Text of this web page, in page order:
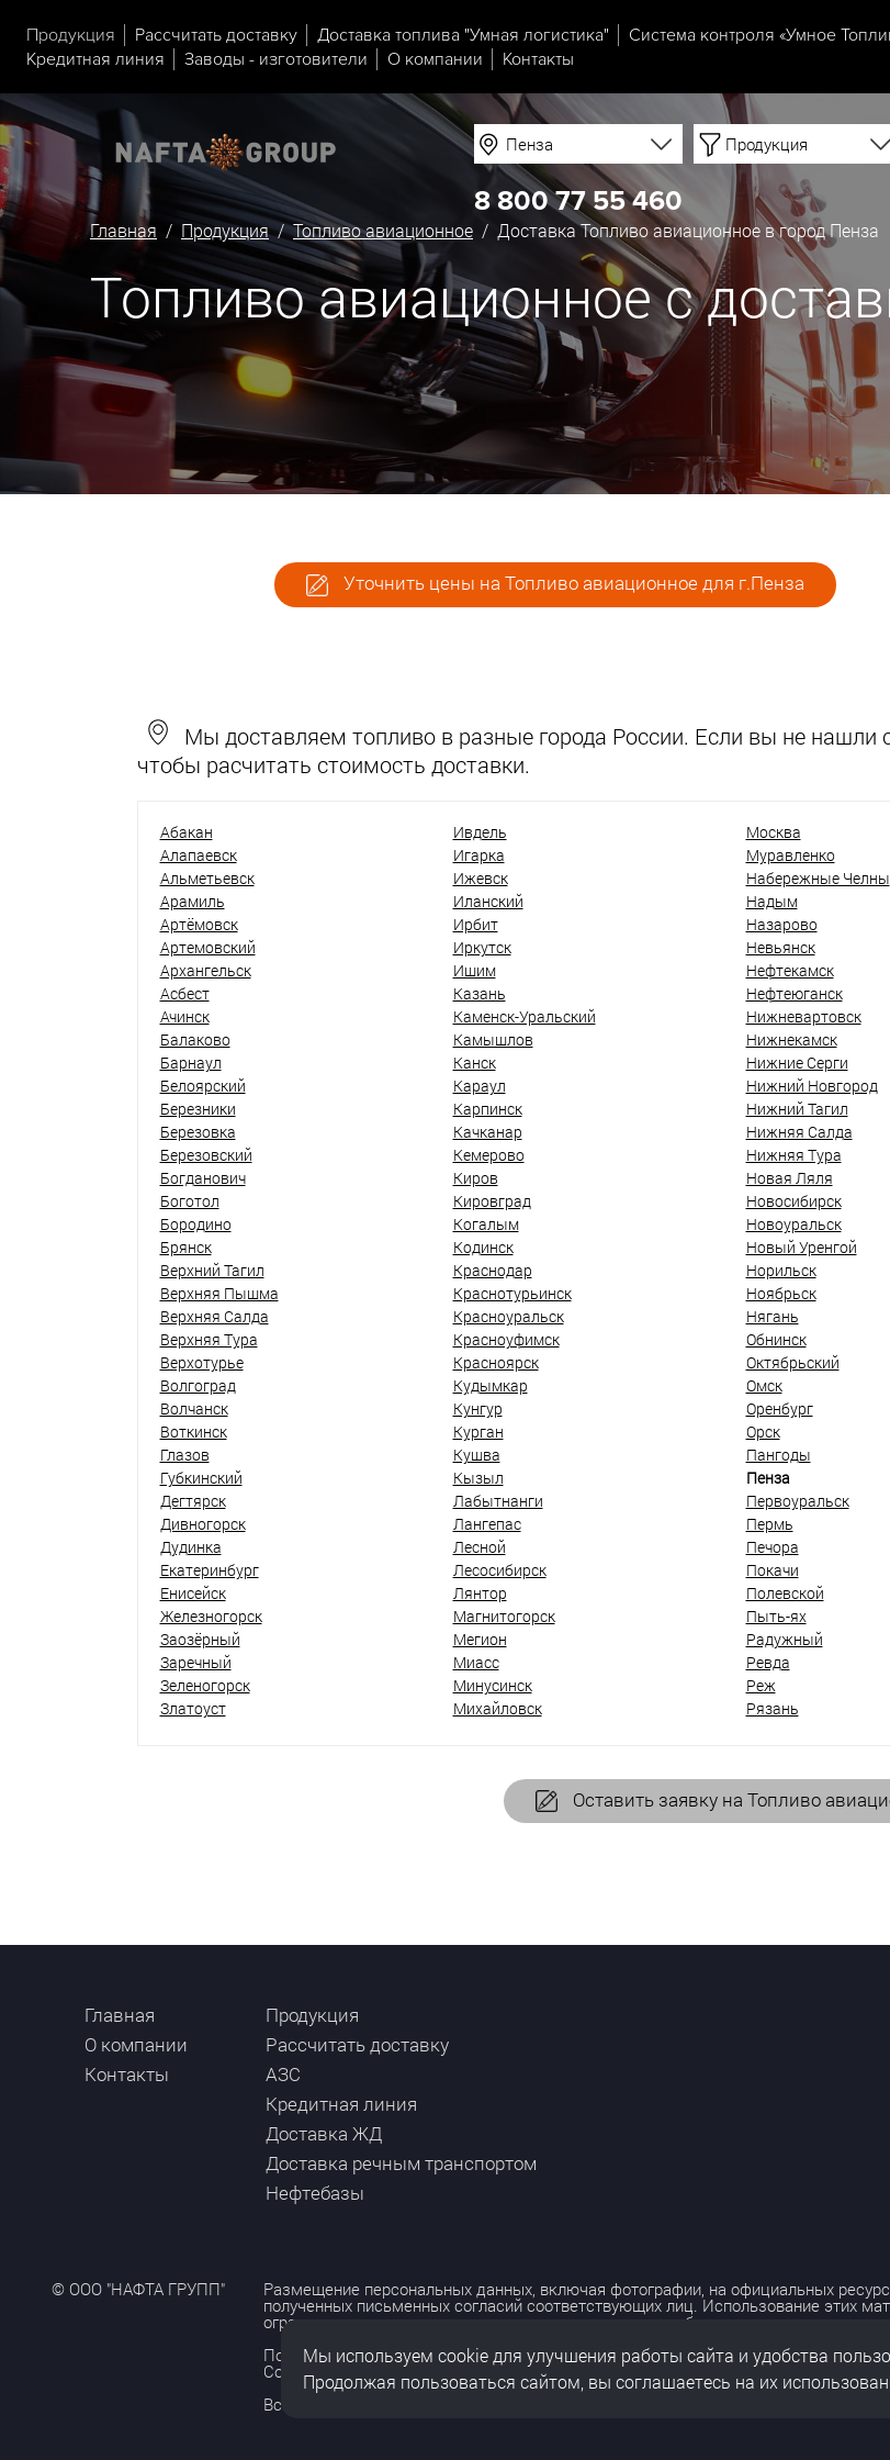
Продукция Рассчитать доставку Доставка топлива "Умная логистика" Система контроля «Умное
Кредитная линия
Заводы - изготовители О компании Контакты
Пенза Продукция
8 800 77 55 460
Главная / Продукция/Топливо авиационное / Доставка Топливо авиационное в город Пенза
Топливо авиационное с
Уточнить цены на Топливо авиационное для г.Пенза
Мы доставляем топливо в разные города России. Если вы не нашли
чтобы расчитать стоимость доставки.
Абакан
Алапаевск
Альметьевск
Арамиль
Артёмовск
Артемовский
Архангельск
Асбест
Ачинск
Балаково
Барнаул
Белоярский
Березники
Березовка
Березовский
Богданович
Боготол
Бородино
Брянск
Верхний Тагил
Верхняя Пышма
Верхняя Салда
Верхняя Тура
Верхотурье
Волгоград
Волчанск
Воткинск
Глазов
Губкинский
Дегтярск
Дивногорск
Дудинка
Екатеринбург
Енисейск
Железногорск
Заозёрный
Заречный
Зеленогорск
Златоуст
Ивдель
Игарка
Ижевск
Иланский
Ирбит
Иркутск
Ишим
Казань
Каменск-Уральский
Камышлов
Канск
Караул
Карпинск
Качканар
Кемерово
Киров
Кировград
Когалым
Кодинск
Краснодар
Краснотурьинск
Красноуральск
Красноуфимск
Красноярск
Кудымкар
Кунгур
Курган
Кушва
Кызыл
Лабытнанги
Лангепас
Лесной
Лесосибирск
Лянтор
Магнитогорск
Мегион
Миасс
Минусинск
Михайловск
Москва
Муравленко
Набережные Челны
Надым
Назарово
Невьянск
Нефтекамск
Нефтеюганск
Нижневартовск
Нижнекамск
Нижние Серги
Нижний Новгород
Нижний Тагил
Нижняя Салда
Нижняя Тура
Новая Ляля
Новосибирск
Новоуральск
Новый Уренгой
Норильск
Ноябрьск
Нягань
Обнинск
Октябрьский
Омск
Оренбург
Орск
Пангоды
Пенза
Первоуральск
Пермь
Печора
Покачи
Полевской
Пыть-ях
Радужный
Ревда
Реж
Рязань
Оставить заявку на Топливо
Главная
О компании
Контакты
Продукция
Рассчитать доставку
АЗС
Кредитная линия
Доставка ЖД
Доставка речным транспортом
Нефтебазы
© ООО "НАФТА ГРУПП" Размещение персональных данных, включая фотографии, на официальных
полученных письменных согласий соответствующих лиц. Использование этих
ограничено и допускается только с разрешения правообладателя.
Политика обработки персональных данных
Согласие на обработку персональных данных
Все права защищены
Мы используем cookie для улучшения работы сайта и удобства
Продолжая пользоваться сайтом, вы соглашаетесь на их